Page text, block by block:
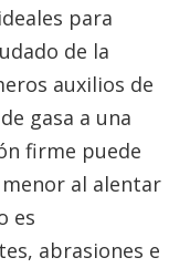
para
de la
auxilios de
gasa a una
firme puede
al alentar
es
abrasiones e